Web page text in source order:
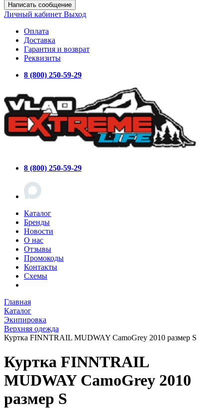
Написать сообщение
Личный кабинет Выход
Оплата
Доставка
Гарантия и возврат
Реквизиты
8 (800) 250-59-29
8 (800) 250-59-29
Каталог
Бренды
Новости
О нас
Отзывы
Промокоды
Контакты
Схемы
Главная
Каталог
Экипировка
Верхняя одежда
Куртка FINNTRAIL MUDWAY CamoGrey 2010 размер S
Куртка FINNTRAIL
MUDWAY CamoGrey 2010
размер S